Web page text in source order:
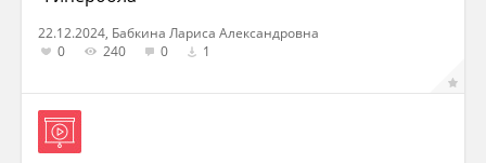
22.12.2024, Бабкина Лариса Александровна
0
240 0 1